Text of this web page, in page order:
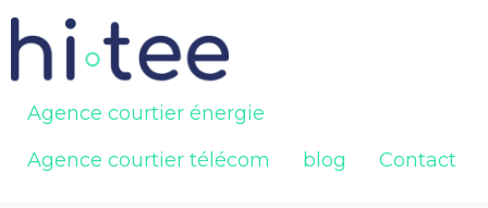
Agence courtier énergie
Agence courtier télécom
blog Contact